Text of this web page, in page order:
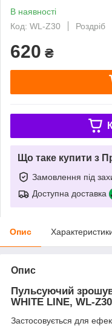
В наявності
Код: WL-Z30
Роздріб
620 ₴
Що таке купити з
Замовлення під
Доступна доставка
Опис
Опис
Пульсуючий
WHITE LINE, WL-Z30
Застосовується для